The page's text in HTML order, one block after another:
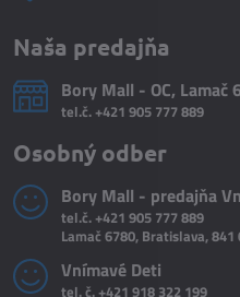
Naša predajňa
Bory Mall - OC, Lamač
tel.č.+421 905 777 889
Osobný odber
Bory Mall - predajňa
tel.č.+421 905 777 889
Lamač 6780, Bratislava, 841
Vnímavé Deti
tel. č.+421 918 322 199